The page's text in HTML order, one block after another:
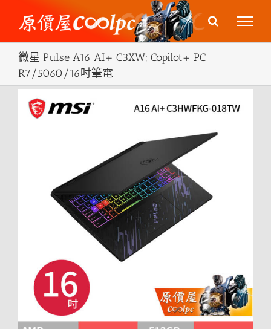
content
微星 Pulse A16 AI+ C3XW; Copilot+ PC
R7/5060/16吋筆電
View
Larger